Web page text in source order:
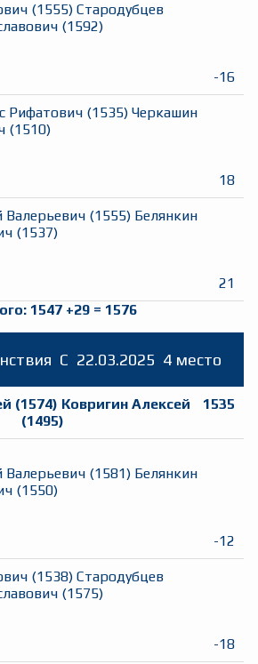
(1555) Стародубцев
(1592)
-16
Рифатович (1535) Черкашин
(1510)
18
Валерьевич (1555) Белянкин
(1537)
21
1547 +29= 1576
C 22.03.2025 4 место
(1574) Ковригин Алексей
(1495)
1535
Валерьевич (1581) Белянкин
(1550)
-12
(1538) Стародубцев
(1575)
-18